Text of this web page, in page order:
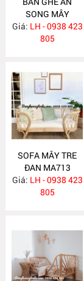
SONG MÂY
MA726
Giá: LH - 0938 423
805
SOFA MÂY TRE
ĐAN MA713
Giá: LH - 0938 423
805